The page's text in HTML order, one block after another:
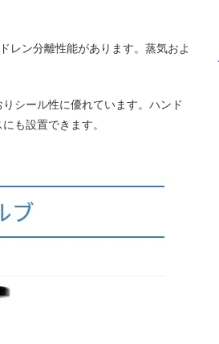
レン分離性能があります。蒸気およ
シール性に優れています。ハンド
も設置できます。